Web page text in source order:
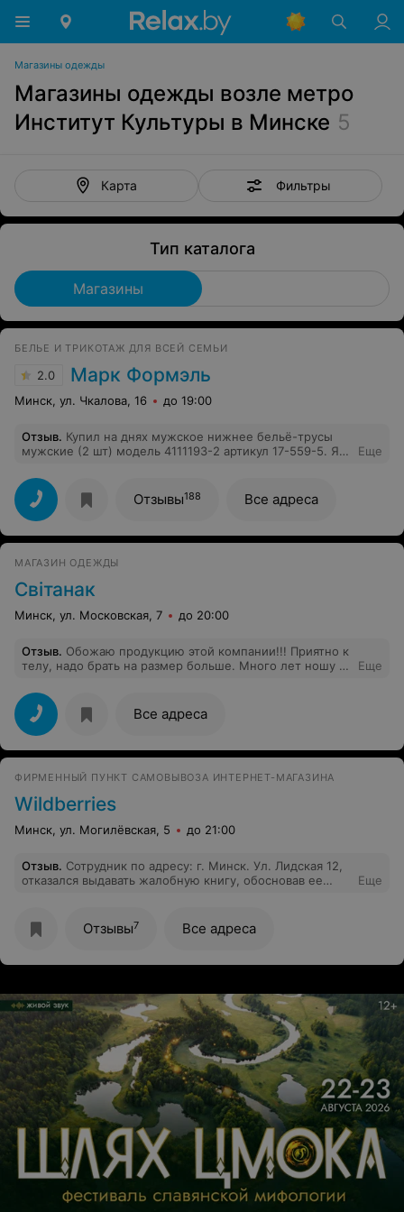
Магазины одежды
Магазины одежды возле метро
Институт Культуры в Минске 5
Карта Фильтры
Тип каталога
Магазины
БЕЛЬЕ И ТРИКОТАЖ ДЛЯ ВСЕЙ СЕМЬИ
2.0 Марк Формэль
Минск, ул. Чкалова, 16 до 19:00
Отзыв. Купил на днях мужское нижнее бельё-трусы
мужские (2 шт) модель 4111193-2 артикул 17-559-5. Я
вместе нитками?При попытке оторвать ( думал что они
склеелись)оба изделия оказались
повреждёнными.Зачем сшивать не парные вещи-это
же не носки!А если сшиваете-то хотя бы отметьте это
на упаковке,как это делается в цивилизованных
Еще
Отзывы188 Все адреса
МАГАЗИН ОДЕЖДЫ
Свiтанак
Минск, ул. Московская, 7 до 20:00
Отзыв. Обожаю продукцию этой компании!!! Приятно к
телу, надо брать на размер больше. Много лет ношу и
Еще
Все адреса
ФИРМЕННЫЙ ПУНКТ САМОВЫВОЗА ИНТЕРНЕТ-МАГАЗИНА
Wildberries
Минск, ул. Могилёвская, 5 до 21:00
Отзыв. Сотрудник по адресу: г. Минск. Ул. Лидская 12,
отказался выдавать жалобную книгу, обосновав ее
Еще
Отзывы7 Все адреса